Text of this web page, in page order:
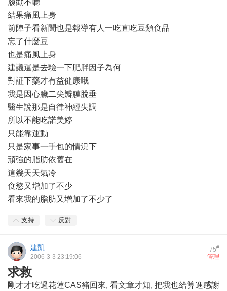
履勸不聽
結果痛風上身
前陣子看新聞也是報導有人一吃直吃豆類食品
忘了什麼豆
也是痛風上身
建議還是去驗一下肥胖因子為何
對証下藥才有益健康哦
我是因心臟二尖瓣膜脫垂
醫生說那是自律神經失調
所以不能吃諾美婷
只能靠運動
只是家事一手包的情況下
頑強的脂肪依舊在
這幾天天氣冷
食慾又增加了不少
看來我的脂肪又增加了不少了
支持 反對
75#
建凱
管理
2006-3-3 23:19:06
求救
剛才才吃過花蓮CAS豬回來, 看文章才知, 把我也給算進感謝